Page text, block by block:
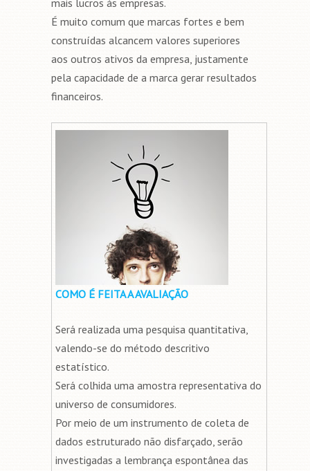
mais lucros às empresas.
É muito comum que marcas fortes e bem
construídas alcancem valores superiores
aos outros ativos da empresa, justamente
pela capacidade de a marca gerar resultados
financeiros.
COMO É FEITA A AVALIAÇÃO
Será realizada uma pesquisa quantitativa,
valendo-se do método descritivo
estatístico.
Será colhida uma amostra representativa do
universo de consumidores.
Por meio de um instrumento de coleta de
dados estruturado não disfarçado, serão
investigadas a lembrança espontânea das